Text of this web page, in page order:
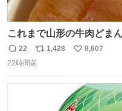
これまで山形の牛肉どま
ったのだが、それを遥かに超える
＆空弁ランキングぶっち
れてるクルーの方は駅で
んがわ明太寿司
返
信
22
リ
ポ
1,428
い
数
8,607
22時間前